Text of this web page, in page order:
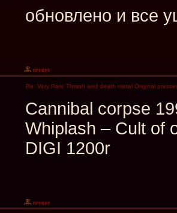
обновлено и все
Re: Very Rare Thrash and death metal Original
Cannibal corpse
Whiplash ‎– Cult of
DIGI 1200r